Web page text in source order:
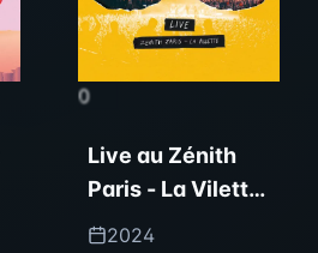
0
Live au Zénith
Paris - La Vilette
- 2024